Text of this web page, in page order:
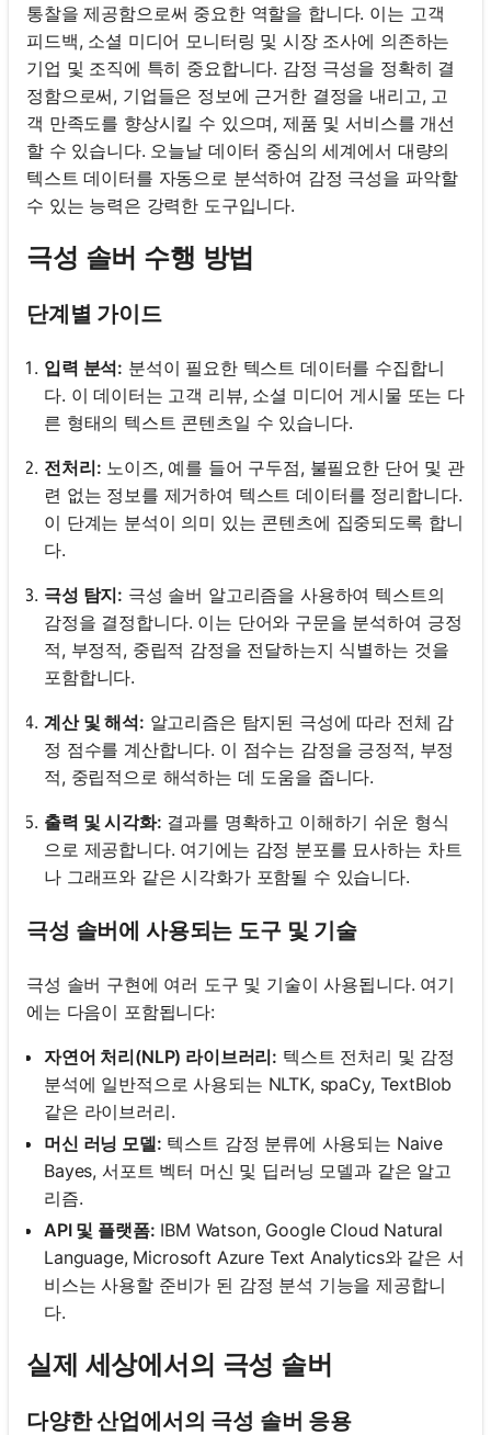
통찰을 제공함으로써 중요한 역할을 합니다. 이는 고객
피드백, 소셜 미디어 모니터링 및 시장 조사에 의존하는
기업 및 조직에 특히 중요합니다. 감정 극성을 정확히 결
정함으로써, 기업들은 정보에 근거한 결정을 내리고, 고
객 만족도를 향상시킬 수 있으며, 제품 및 서비스를 개선
할 수 있습니다. 오늘날 데이터 중심의 세계에서 대량의
텍스트 데이터를 자동으로 분석하여 감정 극성을 파악할
수 있는 능력은 강력한 도구입니다.
극성 솔버 수행 방법
단계별 가이드
입력 분석: 분석이 필요한 텍스트 데이터를 수집합니
다. 이 데이터는 고객 리뷰, 소셜 미디어 게시물 또는 다
른 형태의 텍스트 콘텐츠일 수 있습니다.
전처리: 노이즈, 예를 들어 구두점, 불필요한 단어 및 관
련 없는 정보를 제거하여 텍스트 데이터를 정리합니다.
이 단계는 분석이 의미 있는 콘텐츠에 집중되도록 합니
다.
극성 탐지: 극성 솔버 알고리즘을 사용하여 텍스트의
감정을 결정합니다. 이는 단어와 구문을 분석하여 긍정
적, 부정적, 중립적 감정을 전달하는지 식별하는 것을
포함합니다.
계산 및 해석: 알고리즘은 탐지된 극성에 따라 전체 감
정 점수를 계산합니다. 이 점수는 감정을 긍정적, 부정
적, 중립적으로 해석하는 데 도움을 줍니다.
출력 및 시각화: 결과를 명확하고 이해하기 쉬운 형식
으로 제공합니다. 여기에는 감정 분포를 묘사하는 차트
나 그래프와 같은 시각화가 포함될 수 있습니다.
극성 솔버에 사용되는 도구 및 기술
극성 솔버 구현에 여러 도구 및 기술이 사용됩니다. 여기
에는 다음이 포함됩니다:
자연어 처리(NLP) 라이브러리: 텍스트 전처리 및 감정
분석에 일반적으로 사용되는 NLTK, spaCy, TextBlob
같은 라이브러리.
머신 러닝 모델: 텍스트 감정 분류에 사용되는 Naive
Bayes, 서포트 벡터 머신 및 딥러닝 모델과 같은 알고
리즘.
API 및 플랫폼: IBM Watson, Google Cloud Natural
Language, Microsoft Azure Text Analytics와 같은 서
비스는 사용할 준비가 된 감정 분석 기능을 제공합니
다.
실제 세상에서의 극성 솔버
다양한 산업에서의 극성 솔버 응용